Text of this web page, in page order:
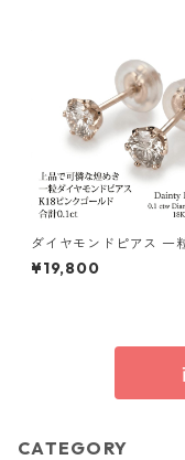
ダイヤモンドピアス 一
ピンクゴールド 合計
タッドピアス おしゃれ
¥19,800
CATEGORY